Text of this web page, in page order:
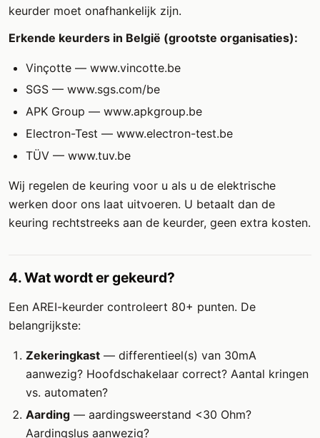
keurder moet onafhankelijk zijn.
Erkende keurders in België (grootste organisaties):
Vinçotte — www.vincotte.be
SGS — www.sgs.com/be
APK Group — www.apkgroup.be
Electron-Test — www.electron-test.be
TÜV — www.tuv.be
Wij regelen de keuring voor u als u de elektrische
werken door ons laat uitvoeren. U betaalt dan de
keuring rechtstreeks aan de keurder, geen extra kosten.
4. Wat wordt er gekeurd?
Een AREI-keurder controleert 80+ punten. De
belangrijkste:
Zekeringkast — differentieel(s) van 30mA
aanwezig? Hoofdschakelaar correct? Aantal kringen
vs. automaten?
Aarding — aardingsweerstand <30 Ohm?
Aardingslus aanwezig?